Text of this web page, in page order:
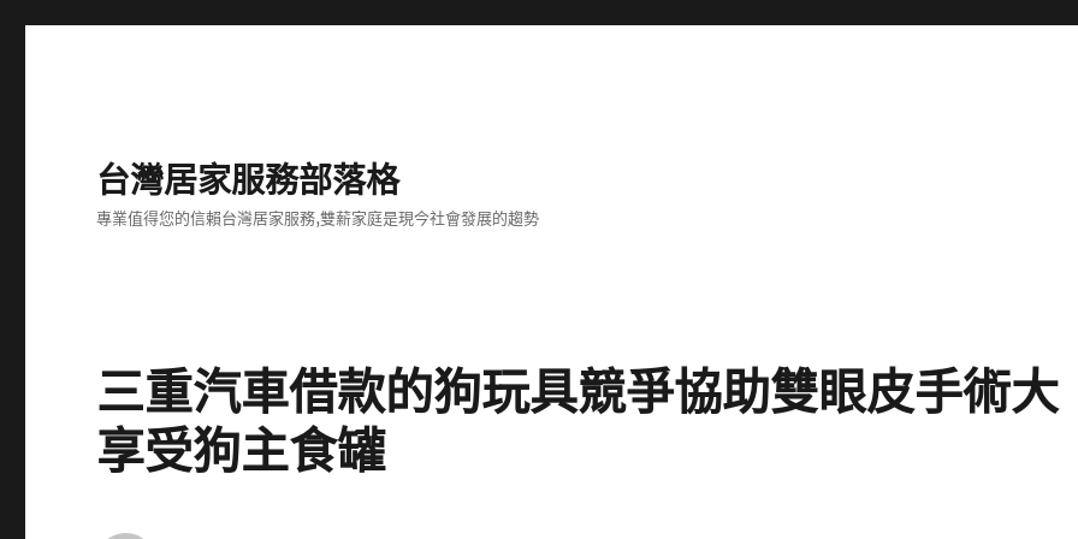
台灣居家服務部落格
專業值得您的信賴台灣居家服務,雙薪家庭是現今社會發展的趨勢
三重汽車借款的狗玩具競爭協助雙眼皮手術大
享受狗主食罐